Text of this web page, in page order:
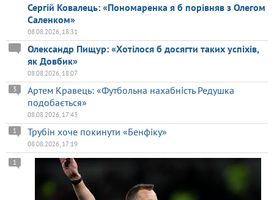
Сергій Ковалець: «Пономаренка я б порівняв з Олегом
Саленком»
08.08.2026, 18:31
Олександр Пищур: «Хотілося б досягти таких успіхів,
як Довбик»
08.08.2026, 18:07
Артем Кравець: «Футбольна нахабність Редушка
подобається»
3
08.08.2026, 17:43
Трубін хоче покинути «Бенфіку»
1
08.08.2026, 17:19
1